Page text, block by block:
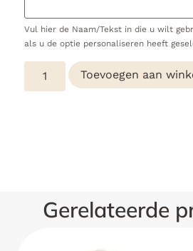
Vul hier de Naam/Tekst in die u wilt
als u de optie personaliseren heeft
Toevoegen aan
Gerelateerde